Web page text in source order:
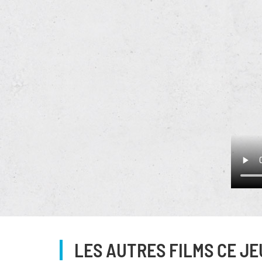
LES AUTRES FILMS CE